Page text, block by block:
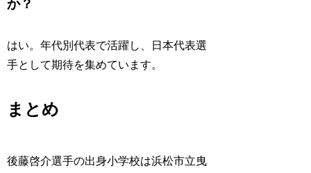
か？
はい。年代別代表で活躍し、日本代表選
手として期待を集めています。
まとめ
後藤啓介選手の出身小学校は浜松市立曳